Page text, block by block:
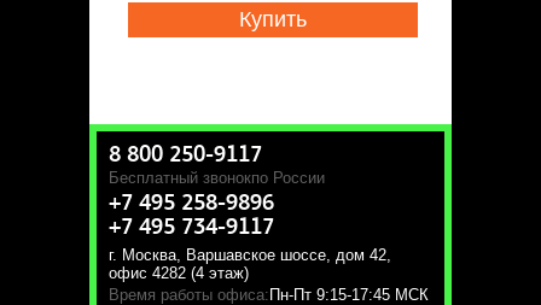
Купить
8 800 250-9117
Бесплатный звонокпо России
+7 495 258-9896
+7 495 734-9117
г. Москва, Варшавское шоссе, дом 42,
офис 4282 (4 этаж)
Время работы офиса: Пн-Пт 9:15-17:45 МСК